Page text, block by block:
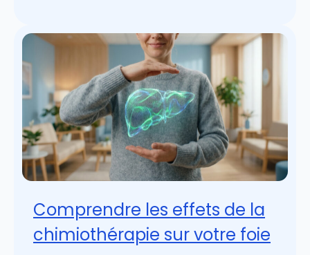
Comprendre les effets de la
chimiothérapie sur votre foie